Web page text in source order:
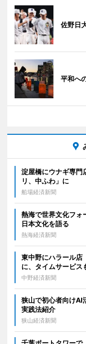
佐野日
平和へ
淀屋橋にウナギ専
リ、中ふわ」に
船場経済新聞
熱海で世界文化フ
日本文化を語る
熱海経済新聞
東中野にハラール
に、タイムサービス
中野経済新聞
狭山で初心者向け
実践法紹介
狭山経済新聞